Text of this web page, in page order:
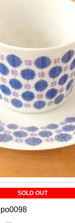
SOLD OUT
po0098